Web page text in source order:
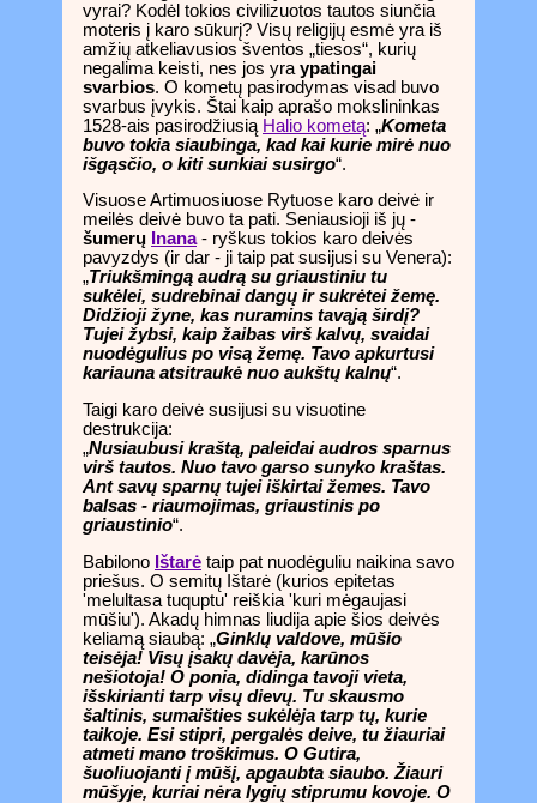
vyrai? Kodėl tokios civilizuotos tautos siunčia
moteris į karo sūkurį? Visų religijų esmė yra iš
amžių atkeliavusios šventos „tiesos“, kurių
negalima keisti, nes jos yra ypatingai
svarbios. O kometų pasirodymas visad buvo
svarbus įvykis. Štai kaip aprašo mokslininkas
1528-ais pasirodžiusią Halio kometą: „Kometa
buvo tokia siaubinga, kad kai kurie mirė nuo
išgąsčio, o kiti sunkiai susirgo“.
Visuose Artimuosiuose Rytuose karo deivė ir
meilės deivė buvo ta pati. Seniausioji iš jų -
šumerų Inana- ryškus tokios karo deivės
pavyzdys (ir dar - ji taip pat susijusi su Venera):
„Triukšmingą audrą su griaustiniu tu
sukėlei, sudrebinai dangų ir sukrėtei žemę.
Didžioji žyne, kas nuramins tavąją širdį?
Tujei žybsi, kaip žaibas virš kalvų, svaidai
nuodėgulius po visą žemę. Tavo apkurtusi
kariauna atsitraukė nuo aukštų kalnų“.
Taigi karo deivė susijusi su visuotine
destrukcija:
„Nusiaubusi kraštą, paleidai audros sparnus
virš tautos. Nuo tavo garso sunyko kraštas.
Ant savų sparnų tujei iškirtai žemes. Tavo
balsas - riaumojimas, griaustinis po
griaustinio“.
Babilono Ištarė taip pat nuodėguliu naikina savo
priešus. O semitų Ištarė (kurios epitetas
'melultasa tuquptu' reiškia 'kuri mėgaujasi
mūšiu'). Akadų himnas liudija apie šios deivės
keliamą siaubą: „Ginklų valdove, mūšio
teisėja! Visų įsakų davėja, karūnos
nešiotoja! O ponia, didinga tavoji vieta,
išskirianti tarp visų dievų. Tu skausmo
šaltinis, sumaišties sukėlėja tarp tų, kurie
taikoje. Esi stipri, pergalės deive, tu žiauriai
atmeti mano troškimus. O Gutira,
šuoliuojanti į mūšį, apgaubta siaubo. Žiauri
mūšyje, kuriai nėra lygių stiprumu kovoje. O